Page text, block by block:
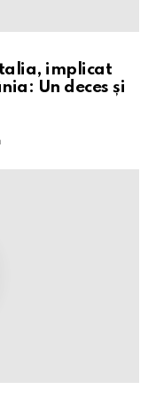
implicat
Un deces și